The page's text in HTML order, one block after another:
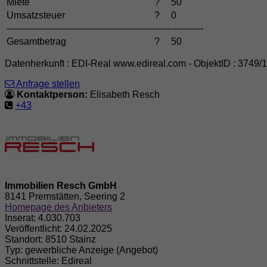
Umsatzsteuer
?
0
------------------------------------------------------------------
Gesamtbetrag
? 50
Datenherkunft : EDI-Real www.edireal.com - ObjektID : 3749/
Anfrage stellen
Kontaktperson: Elisabeth Resch
+43
Immobilien Resch GmbH
8141 Premstätten, Seering 2
Homepage des Anbieters
Inserat: 4.030.703
Veröffentlicht: 24.02.2025
Standort: 8510 Stainz
Typ: gewerbliche Anzeige (Angebot)
Schnittstelle: Edireal